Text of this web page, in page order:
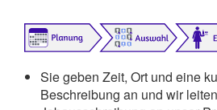
Sie geben Zeit, Ort und eine
Beschreibung an und wir